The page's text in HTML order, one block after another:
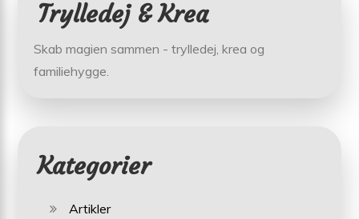
Trylledej & Krea
Skab magien sammen - trylledej, krea og
familiehygge.
Kategorier
Artikler